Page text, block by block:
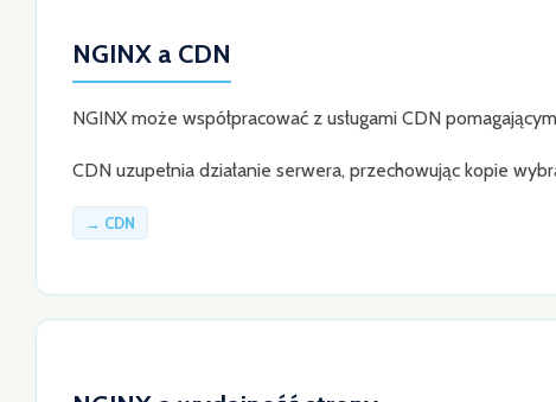
NGINX a CDN
NGINX może współpracować z usługami CDN
CDN uzupełnia działanie serwera, przechowując kopie
→ CDN